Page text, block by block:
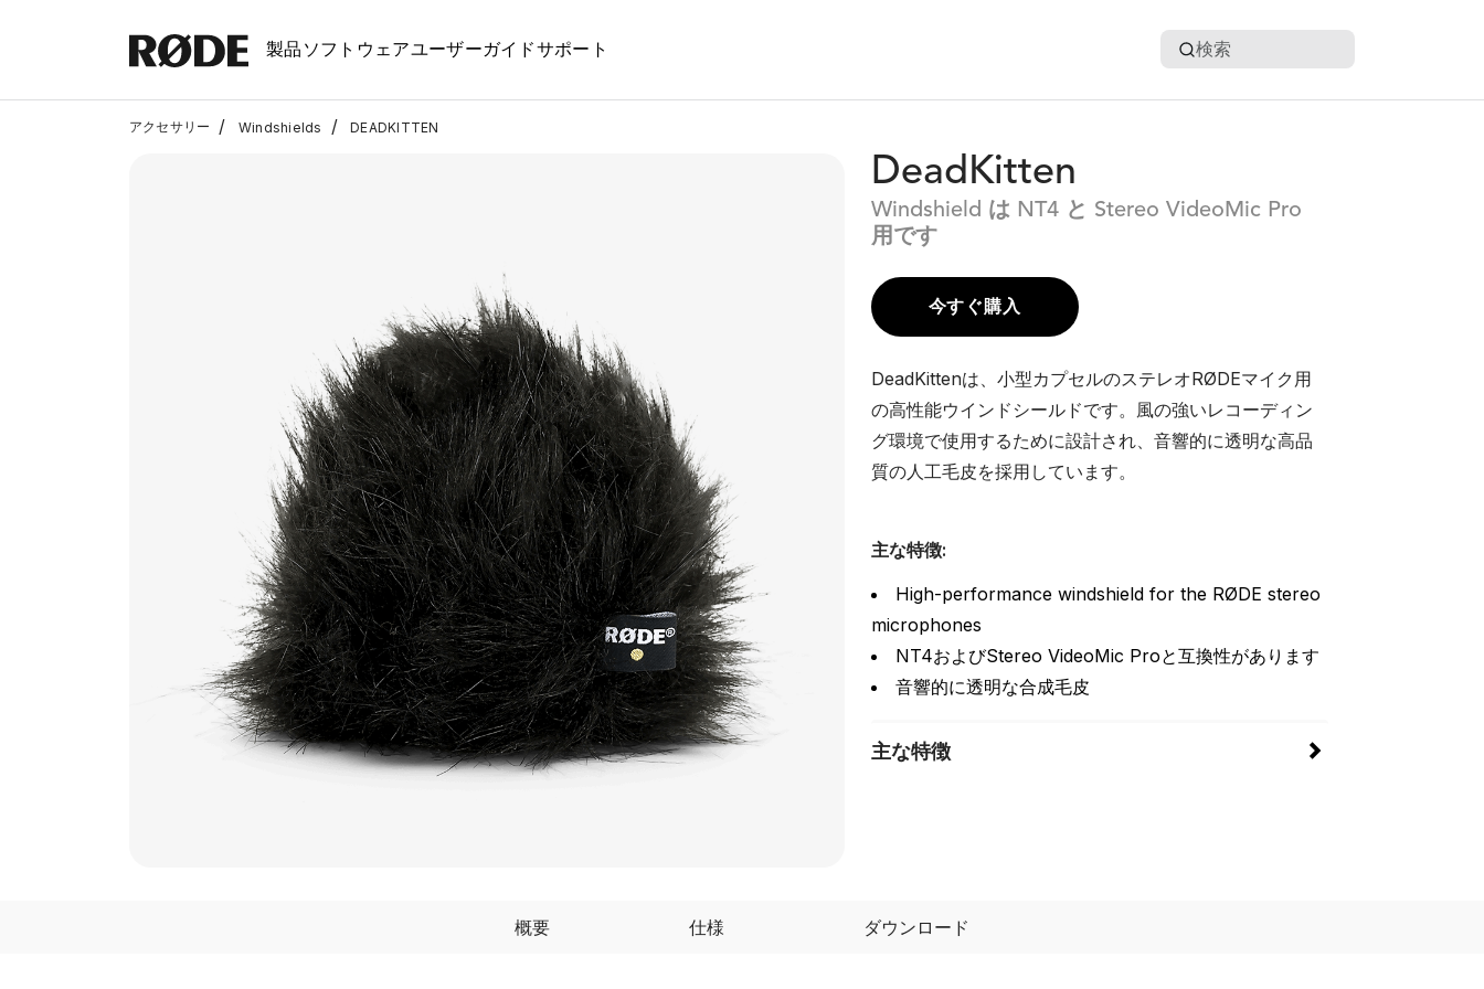
製品 ソフトウェアユーザーガイドサポート 検索
アクセサリー / Windshields / DEADKITTEN
DeadKitten
Windshield は NT4 と Stereo VideoMic Pro
用です
今すぐ購入
DeadKittenは、小型カプセルのステレオRØDEマイク用
の高性能ウインドシールドです。風の強いレコーディン
グ環境で使用するために設計され、音響的に透明な高品
質の人工毛皮を採用しています。
主な特徴:
High-performance windshield for the RØDE stereo
microphones
NT4およびStereo VideoMic Proと互換性があります
音響的に透明な合成毛皮
主な特徴
概要 仕様 ダウンロード